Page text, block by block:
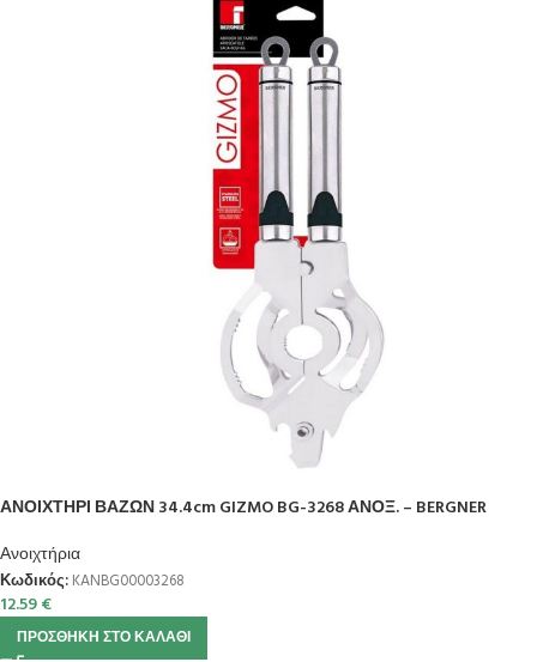
ΑΝΟΙΧΤΗΡΙ ΒΑΖΩΝ 34.4cm GIZMO BG-3268 ΑΝΟΞ. – BERGNER
Ανοιχτήρια
Κωδικός: KANBG00003268
12.59€
ΠΡΟΣΘΉΚΗ ΣΤΟ ΚΑΛΆΘΙ